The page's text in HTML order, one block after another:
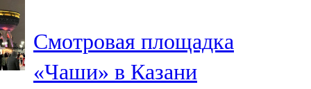
Смотровая площадка
«Чаши» в Казани